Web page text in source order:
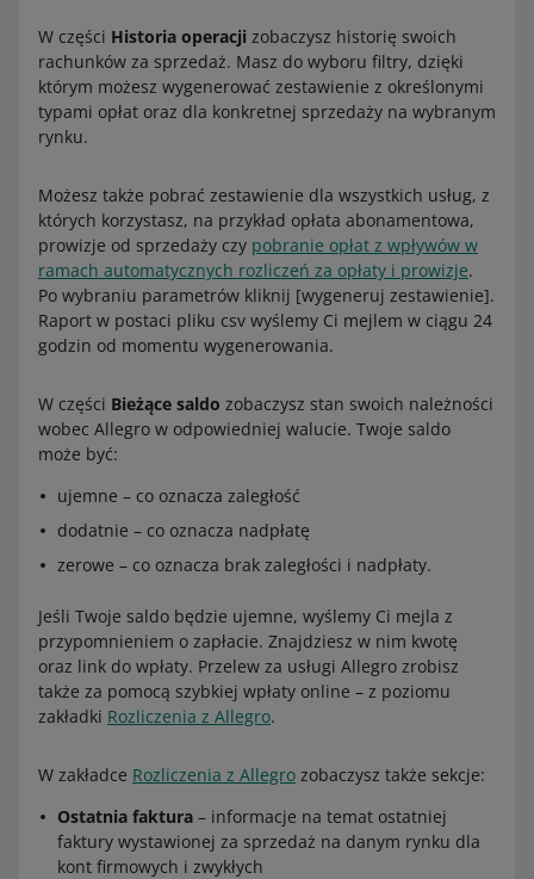
W części Historia operacji zobaczysz historię swoich
rachunków za sprzedaż. Masz do wyboru filtry, dzięki
którym możesz wygenerować zestawienie z określonymi
typami opłat oraz dla konkretnej sprzedaży na wybranym
rynku.
Możesz także pobrać zestawienie dla wszystkich usług, z
których korzystasz, na przykład opłata abonamentowa,
prowizje od sprzedaży czy pobranie opłat z wpływów w
ramach automatycznych rozliczeń za opłaty i prowizje.
Po wybraniu parametrów kliknij [wygeneruj zestawienie].
Raport w postaci pliku csv wyślemy Ci mejlem w ciągu 24
godzin od momentu wygenerowania.
W części Bieżące saldo zobaczysz stan swoich należności
wobec Allegro w odpowiedniej walucie. Twoje saldo
może być:
ujemne – co oznacza zaległość
dodatnie – co oznacza nadpłatę
zerowe – co oznacza brak zaległości i nadpłaty.
Jeśli Twoje saldo będzie ujemne, wyślemy Ci mejla z
przypomnieniem o zapłacie. Znajdziesz w nim kwotę
oraz link do wpłaty. Przelew za usługi Allegro zrobisz
także za pomocą szybkiej wpłaty online – z poziomu
zakładki Rozliczenia z Allegro.
W zakładce Rozliczenia z Allegro zobaczysz także sekcje:
Ostatnia faktura – informacje na temat ostatniej
faktury wystawionej za sprzedaż na danym rynku dla
kont firmowych i zwykłych